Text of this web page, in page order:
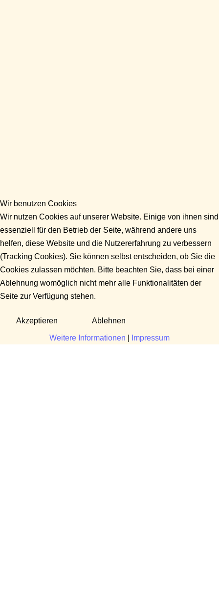
Wir benutzen Cookies
Wir nutzen Cookies auf unserer Website. Einige von ihnen sind
essenziell für den Betrieb der Seite, während andere uns
helfen, diese Website und die Nutzererfahrung zu verbessern
(Tracking Cookies). Sie können selbst entscheiden, ob Sie die
Cookies zulassen möchten. Bitte beachten Sie, dass bei einer
Ablehnung womöglich nicht mehr alle Funktionalitäten der
Seite zur Verfügung stehen.
Akzeptieren Ablehnen
Weitere Informationen Impressum